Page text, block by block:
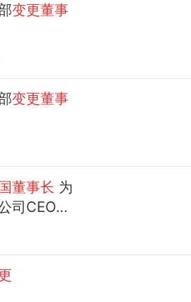
变更董事
变更董事
董事长 为
司CEO都